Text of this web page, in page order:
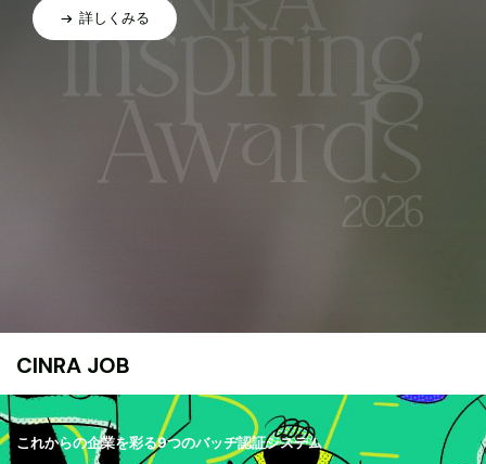
詳しくみる
CINRA JOB
これからの企業を彩る9つのバッヂ認証システム